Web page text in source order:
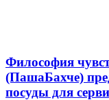
Философия
(ПашаБахче)
посуды для